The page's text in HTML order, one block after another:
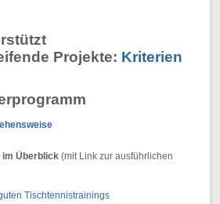
Projekte: Kriterien
im Überblick (mit Link zur ausführlichen
Tischtennistrainings